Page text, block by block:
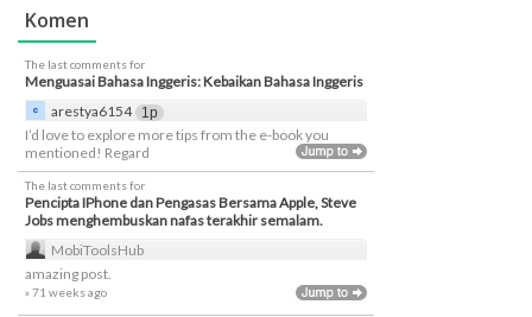
Komen
The last comments for
Menguasai Bahasa Inggeris: Kebaikan Bahasa Inggeris
arestya6154
1p
I’d love to explore more tips from the e-book you
mentioned! Regard
The last comments for
Pencipta IPhone dan Pengasas Bersama Apple, Steve
Jobs menghembuskan nafas terakhir semalam.
MobiToolsHub
amazing post.
» 71 weeks ago